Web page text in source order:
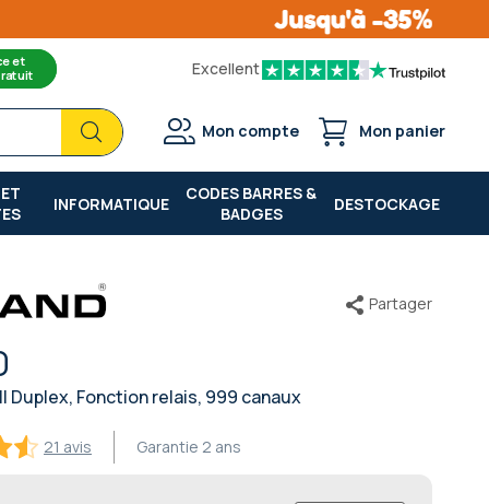
et Excellent
Chercher
Chercher
Mon compte Mon panier
INFORMATIQUE
CODES BARRES &
BADGES
DESTOCKAGE
Duplex, Fonction relais, 999 canaux
21 avis Garantie 2 ans
Partager